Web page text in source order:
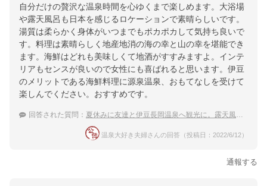
自分だけの贅沢な温泉時間を心ゆくまで楽しめます。大浴場
や露天風呂も日本を感じるロケーションで素晴らしいです。
湯質は柔らかく身体がいつまでもポカポカして気持ち良いで
す。料理は素晴らしく地産地消の海の幸と山の幸を堪能でき
ます。海鮮はどれも美味しくて地酒がすすみますよ。インテ
リアもセンスが良いので女性にも喜ばれると思います。伊豆
のメリットである海鮮料理に源泉温泉、おもてなしを受けて
楽しんでください。おすすめです。
回答された質問： 夏休みに友達と伊豆長岡温泉へ観光に。露天風呂から山が見える宿は？
温泉大好き夫婦さんの回答（投稿日：2022/6/12）
通報する